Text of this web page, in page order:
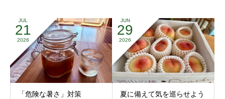
JUL
21
2026
「危険な暑さ」対策
JUN
29
2026
夏に備えて気を巡らせよう